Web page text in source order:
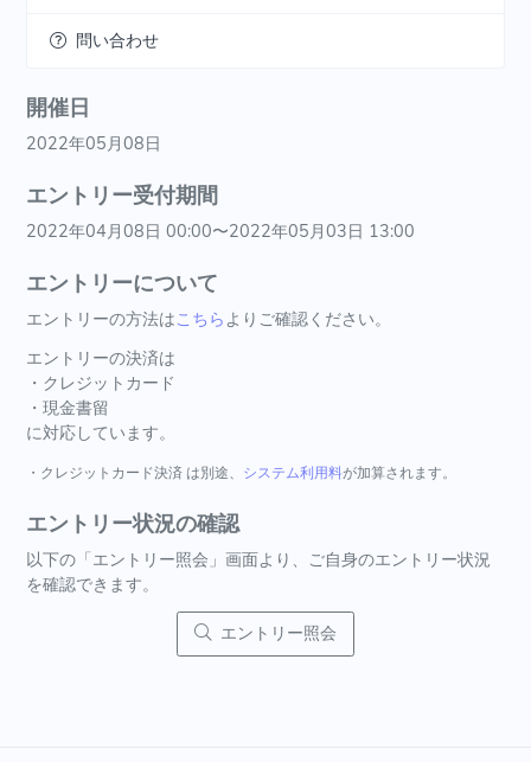
問い合わせ
開催日
2022年05月08日
エントリー受付期間
2022年04月08日 00:00〜2022年05月03日 13:00
エントリーについて
エントリーの方法はこちらよりご確認ください。
エントリーの決済は
・クレジットカード
・現金書留
に対応しています。
・クレジットカード決済 は別途、 システム利用料が加算されます。
エントリー状況の確認
以下の「エントリー照会」画面より、ご自身のエントリー状況
を確認できます。
エントリー照会